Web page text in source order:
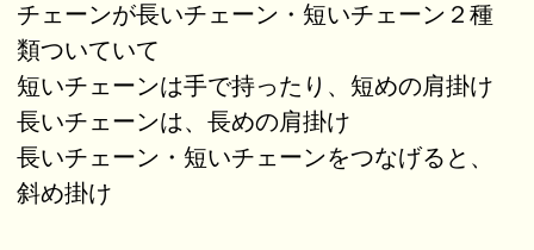
チェーンが長いチェーン・短いチェーン２種
類ついていて
短いチェーンは手で持ったり、短めの肩掛け
長いチェーンは、長めの肩掛け
長いチェーン・短いチェーンをつなげると、
斜め掛け